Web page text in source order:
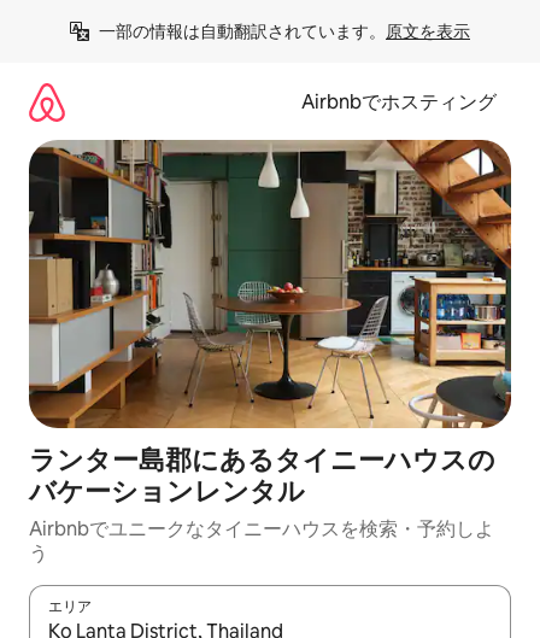
一部の情報は自動翻訳されています。 原文を表示
Airbnbでホスティング
ランター島郡にあるタイニーハウスの
バケーションレンタル
Airbnbでユニークなタイニーハウスを検索・予約しよ
う
エリア
検索結果が表示されたら、上下の矢印キーを使って移動するか